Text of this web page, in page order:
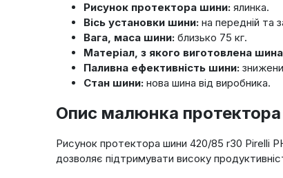
Рисунок протектора шини:ялинка.
Вісь установки шини:на передній та
Вага, маса шини:близько 75 кг.
Матеріал, з якого виготовлена
Паливна ефективність шини:
Стан шини:нова шина від виробника.
Опис малюнка
Рисунок протектора шини 420/85 r30 Pirelli
дозволяє підтримувати високу